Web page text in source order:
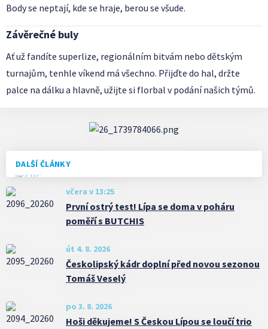
DALŠÍ ČLÁNKY
včera v 13:25
První ostrý test! Lípa se doma v poháru
poměří s BUTCHIS
út 4. 8. 2026
Českolipský kádr doplní před novou sezonou
Tomáš Veselý
po 3. 8. 2026
Hoši děkujeme! S Českou Lípou se loučí trio
Body se neptají, kde se hraje, berou se všude.
Závěrečné buly
Ať už fandíte superlize, regionálním bitvám nebo dětským
turnajům, tenhle víkend má všechno. Přijďte do hal, držte
palce na dálku a hlavně, užijte si florbal v podání našich týmů.